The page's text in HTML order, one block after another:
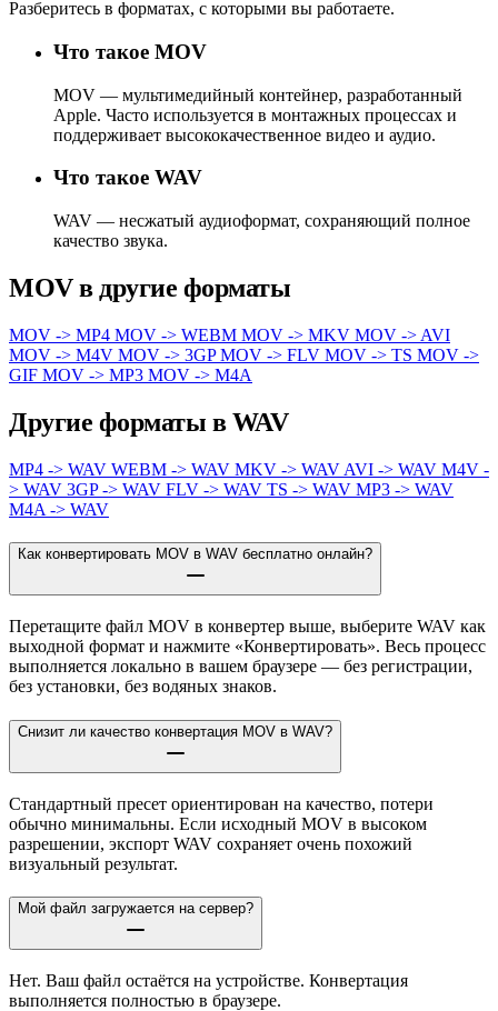
Разберитесь в форматах, с которыми вы работаете.
Что такое MOV
MOV — мультимедийный контейнер, разработанный
Apple. Часто используется в монтажных процессах и
поддерживает высококачественное видео и аудио.
Что такое WAV
WAV — несжатый аудиоформат, сохраняющий полное
качество звука.
MOV в другие форматы
MOV -> MP4 MOV -> WEBM MOV -> MKV MOV -> AVI
MOV -> M4V MOV -> 3GPMOV -> FLV MOV -> TS MOV ->
GIF MOV -> MP3 MOV -> M4A
Другие форматы в WAV
MP4 -> WAV WEBM -> WAV MKV -> WAV AVI -> WAV M4V -
> WAV 3GP -> WAV FLV -> WAV TS -> WAV MP3 -> WAV
M4A -> WAV
Как конвертировать MOV в WAV бесплатно онлайн?
Перетащите файл MOV в конвертер выше, выберите WAV как
выходной формат и нажмите «Конвертировать». Весь процесс
выполняется локально в вашем браузере — без регистрации,
без установки, без водяных знаков.
Снизит ли качество конвертация MOV в WAV?
Стандартный пресет ориентирован на качество, потери
обычно минимальны. Если исходный MOV в высоком
разрешении, экспорт WAV сохраняет очень похожий
визуальный результат.
Мой файл загружается на сервер?
Нет. Ваш файл остаётся на устройстве. Конвертация
выполняется полностью в браузере.